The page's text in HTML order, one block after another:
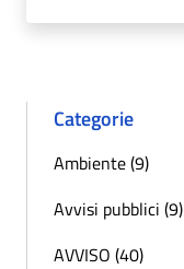
Categorie
Ambiente (9)
Avvisi pubblici (9)
AVVISO (40)